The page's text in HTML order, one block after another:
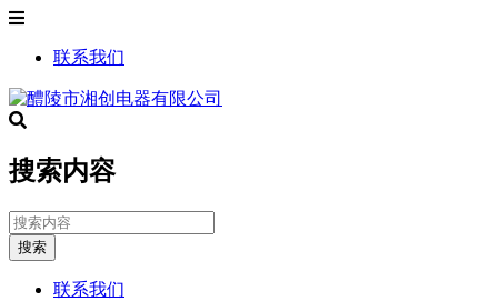
联系我们
搜索内容
搜索
联系我们